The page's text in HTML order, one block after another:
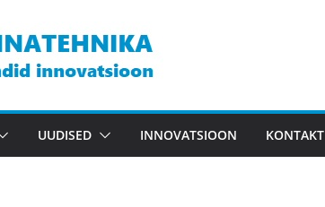
UUDISED INNOVATSIOON KONTAKT